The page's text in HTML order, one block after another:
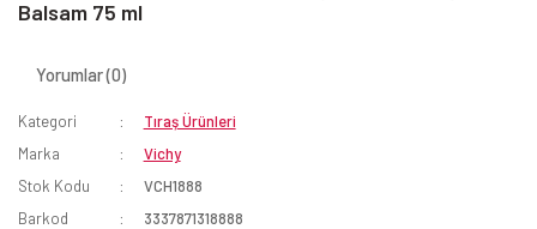
Balsam 75 ml
Yorumlar (0)
Kategori
Tıraş Ürünleri
Marka
Vichy
Stok Kodu
VCH1888
Barkod
3337871318888